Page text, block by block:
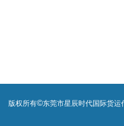
版权所有©东莞市星辰时代国际货